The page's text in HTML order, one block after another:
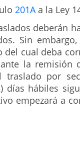
201Aa la Ley
deberán
Sin
cual deba
la
traslado por
días hábiles
empezará a